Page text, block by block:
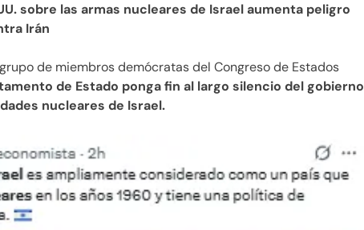
sobre las armas nucleares de Israel aumenta peligro
Irán
de miembros demócratas del Congreso de Estados
de Estado ponga fin al largo silencio del gobierno
nucleares de Israel.